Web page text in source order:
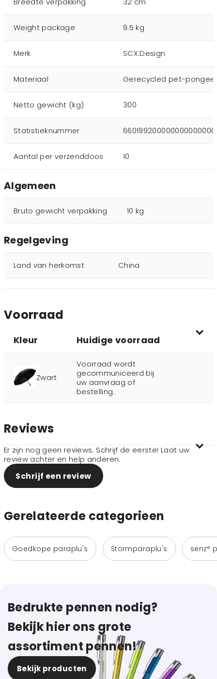
Weight package 9.5 kg
Merk SCX.Design
Materiaal Gerecycled pet-pongee
Netto gewicht (kg) 300
Statistieknummer
Aantal per verzenddoos 10
Algemeen
Bruto gewicht verpakking 10 kg
Regelgeving
Land van herkomst China
Voorraad
Kleur Huidige voorraad
Zwart
Voorraad wordt
gecommuniceerd bij
uw aanvraag of
bestelling.
Reviews
Er zijn nog geen reviews. Schrijf de eerste! Laat uw
review achter en help anderen.
Schrijf een review
Gerelateerde categorieen
Goedkope paraplu's Stormparaplu's senz°
Bedrukte pennen nodig?
Bekijk hier ons grote
assortiment pennen!
Bekijk producten